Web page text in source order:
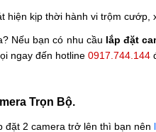
hiện kịp thời hành vi trộm
Nếu bạn có nhu cầu lắp đặt
ngay đến hotline 0917.744.144
Trọn Bộ.
đặt 2 camera trở lên thì bạn nên